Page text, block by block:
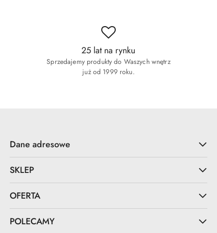
25 lat na rynku
Sprzedajemy produkty do Waszych wnętrz
już od 1999 roku.
Dane adresowe
SKLEP
OFERTA
POLECAMY